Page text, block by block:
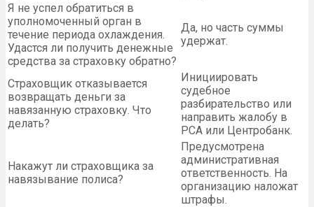
Я не успел обратиться в
уполномоченный орган в
течение периода охлаждения.
Удастся ли получить денежные
средства за страховку обратно?
Да, но часть суммы
удержат.
Страховщик отказывается
возвращать деньги за
навязанную страховку. Что
делать?
Инициировать
судебное
разбирательство или
направить жалобу в
РСА или Центробанк.
Накажут ли страховщика за
навязывание полиса?
Предусмотрена
административная
ответственность. На
организацию наложат
штрафы.